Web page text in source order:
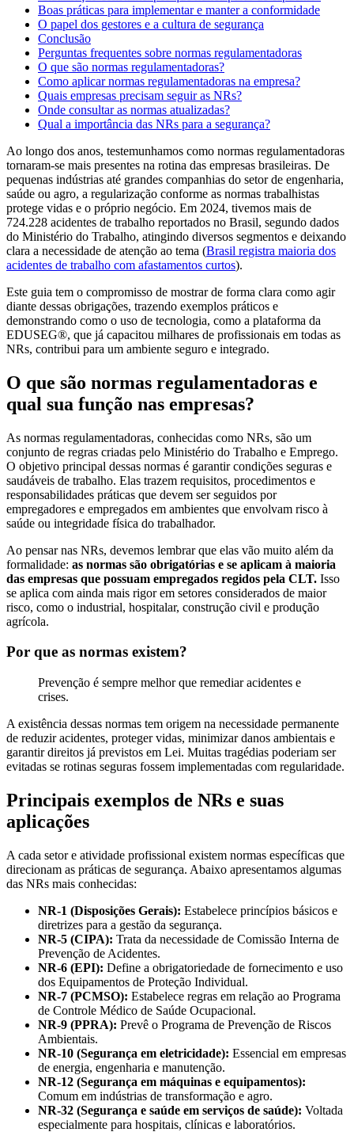
Boas práticas para implementar e manter a conformidade
O papel dos gestores e a cultura de segurança
Conclusão
Perguntas frequentes sobre normas regulamentadoras
O que são normas regulamentadoras?
Como aplicar normas regulamentadoras na empresa?
Quais empresas precisam seguir as NRs?
Onde consultar as normas atualizadas?
Qual a importância das NRs para a segurança?
Ao longo dos anos, testemunhamos como normas regulamentadoras
tornaram-se mais presentes na rotina das empresas brasileiras. De
pequenas indústrias até grandes companhias do setor de engenharia,
saúde ou agro, a regularização conforme as normas trabalhistas
protege vidas e o próprio negócio. Em 2024, tivemos mais de
724.228 acidentes de trabalho reportados no Brasil, segundo dados
do Ministério do Trabalho, atingindo diversos segmentos e deixando
clara a necessidade de atenção ao tema (Brasil registra maioria dos
acidentes de trabalho com afastamentos curtos).
Este guia tem o compromisso de mostrar de forma clara como agir
diante dessas obrigações, trazendo exemplos práticos e
demonstrando como o uso de tecnologia, como a plataforma da
EDUSEG®, que já capacitou milhares de profissionais em todas as
NRs, contribui para um ambiente seguro e integrado.
O que são normas regulamentadoras e
qual sua função nas empresas?
As normas regulamentadoras, conhecidas como NRs, são um
conjunto de regras criadas pelo Ministério do Trabalho e Emprego.
O objetivo principal dessas normas é garantir condições seguras e
saudáveis de trabalho. Elas trazem requisitos, procedimentos e
responsabilidades práticas que devem ser seguidos por
empregadores e empregados em ambientes que envolvam risco à
saúde ou integridade física do trabalhador.
Ao pensar nas NRs, devemos lembrar que elas vão muito além da
formalidade: as normas são obrigatórias e se aplicam à maioria
das empresas que possuam empregados regidos pela CLT. Isso
se aplica com ainda mais rigor em setores considerados de maior
risco, como o industrial, hospitalar, construção civil e produção
agrícola.
Por que as normas existem?
Prevenção é sempre melhor que remediar acidentes e
crises.
A existência dessas normas tem origem na necessidade permanente
de reduzir acidentes, proteger vidas, minimizar danos ambientais e
garantir direitos já previstos em Lei. Muitas tragédias poderiam ser
evitadas se rotinas seguras fossem implementadas com regularidade.
Principais exemplos de NRs e suas
aplicações
A cada setor e atividade profissional existem normas específicas que
direcionam as práticas de segurança. Abaixo apresentamos algumas
das NRs mais conhecidas:
NR-1 (Disposições Gerais): Estabelece princípios básicos e
diretrizes para a gestão da segurança.
NR-5 (CIPA): Trata da necessidade de Comissão Interna de
Prevenção de Acidentes.
NR-6 (EPI): Define a obrigatoriedade de fornecimento e uso
dos Equipamentos de Proteção Individual.
NR-7 (PCMSO): Estabelece regras em relação ao Programa
de Controle Médico de Saúde Ocupacional.
NR-9 (PPRA): Prevê o Programa de Prevenção de Riscos
Ambientais.
NR-10 (Segurança em eletricidade): Essencial em empresas
de energia, engenharia e manutenção.
NR-12 (Segurança em máquinas e equipamentos):
Comum em indústrias de transformação e agro.
NR-32 (Segurança e saúde em serviços de saúde): Voltada
especialmente para hospitais, clínicas e laboratórios.